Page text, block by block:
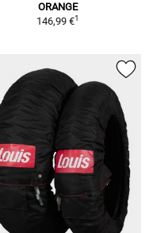
ORANGE
146,99 €1